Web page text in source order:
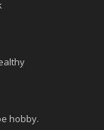
hobby.